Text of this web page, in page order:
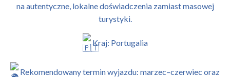
na autentyczne, lokalne doświadczenia zamiast masowej
turystyki.
Kraj: Portugalia
Rekomendowany termin wyjazdu: marzec–czerwiec oraz